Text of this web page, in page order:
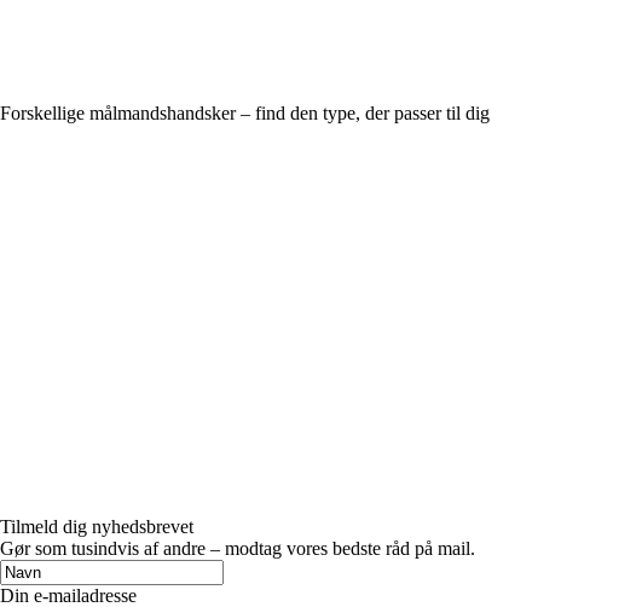
Forskellige målmandshandsker – find den type, der passer til dig
Tilmeld dig nyhedsbrevet
Gør som tusindvis af andre – modtag vores bedste råd på mail.
Din e-mailadresse